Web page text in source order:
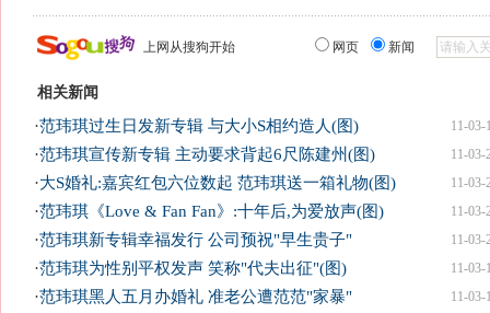
上网从搜狗开始 网页 新闻
相关新闻
11-03-
·范玮琪过生日发新专辑 与大小S相约造人(图)
11-03-
·范玮琪宣传新专辑 主动要求背起6尺陈建州(图)
11-03-
·大S婚礼:嘉宾红包六位数起 范玮琪送一箱礼物(图)
11-03-
·范玮琪《Love & Fan Fan》:十年后,为爱放声(图)
11-03-
·范玮琪新专辑幸福发行 公司预祝"早生贵子"
11-03-
·范玮琪为性别平权发声 笑称"代夫出征"(图)
11-03-
·范玮琪黑人五月办婚礼 准老公遭范范"家暴"